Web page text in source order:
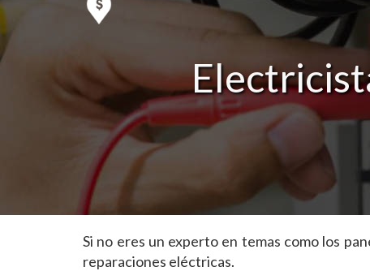
Si no eres un experto en temas como los
reparaciones eléctricas.